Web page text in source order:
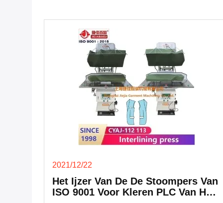
chat 微信: jiejia-bygood / 13761868586 SHANGHAI
JIEJIA GARMENT MACHINERY CO., LTD. Voeg toe:
No.2759 Shendu Road,Shanghai 201112, China Tel:
+86-21-64291191 Web-site:www.jiejia-bygood.com
E-mail:Barclay_yang@163.com sales01@jiejia-
bygood.com
2021/12/22
Het Ijzer Van De De Stoompers Van
ISO 9001 Voor Kleren PLC Van Het